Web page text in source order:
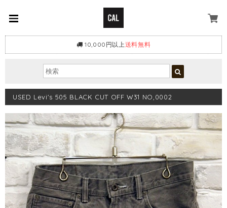
10,000円以上送料無料
USED Levi's 505 BLACK CUT OFF W31 NO,0002